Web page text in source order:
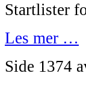
Startlister
Les mer …
Side 1374